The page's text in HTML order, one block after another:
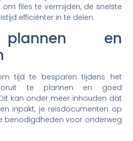
files te vermijden, de snelste
efficiënter in te delen.
en
tijd te besparen tijdens het
te plannen en goed
kan onder meer inhouden dat
inpakt, je reisdocumenten op
benodigdheden voor onderweg